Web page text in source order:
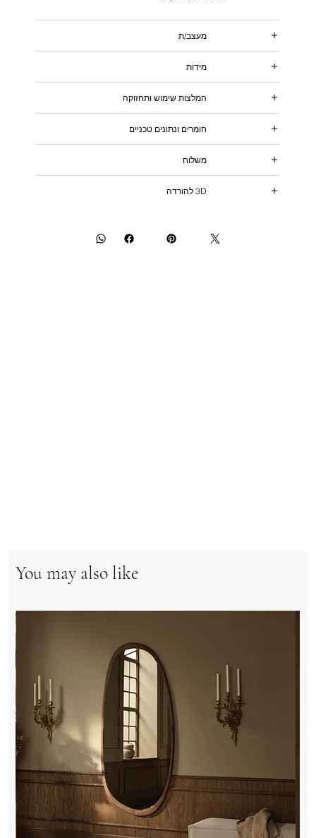
מעצב/ת
מידות
המלצות שימוש ותחזוקה
חומרים ונתונים טכניים
משלוח
3D להורדה
You may also like